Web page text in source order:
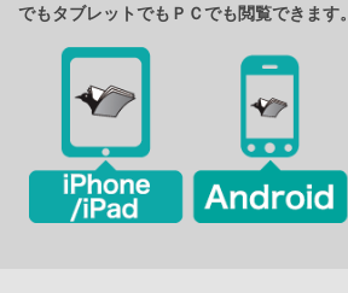
でもタブレットでもＰＣでも閲覧できます。